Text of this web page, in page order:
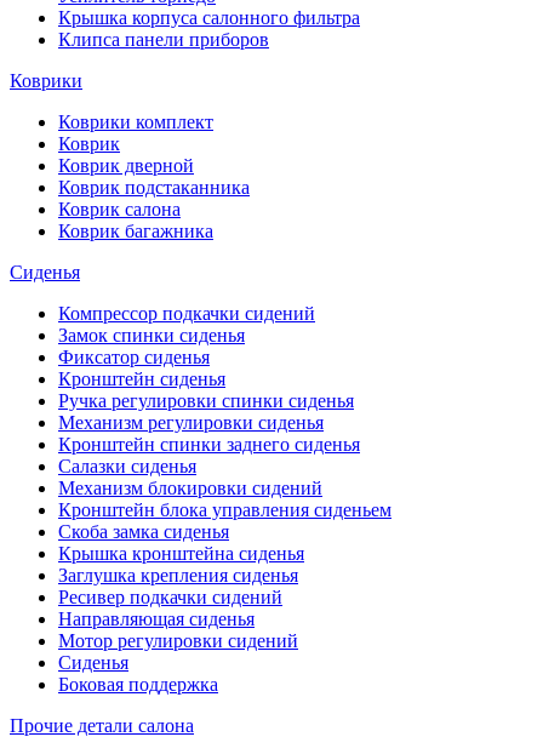
Крышка корпуса салонного фильтра
Клипса панели приборов
Коврики
Коврики комплект
Коврик
Коврик дверной
Коврик подстаканника
Коврик салона
Коврик багажника
Сиденья
Компрессор подкачки сидений
Замок спинки сиденья
Фиксатор сиденья
Кронштейн сиденья
Ручка регулировки спинки сиденья
Механизм регулировки сиденья
Кронштейн спинки заднего сиденья
Салазки сиденья
Механизм блокировки сидений
Кронштейн блока управления сиденьем
Скоба замка сиденья
Крышка кронштейна сиденья
Заглушка крепления сиденья
Ресивер подкачки сидений
Направляющая сиденья
Мотор регулировки сидений
Сиденья
Боковая поддержка
Прочие детали салона